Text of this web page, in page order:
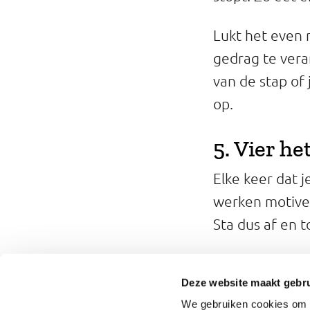
Deze website maakt
We gebruiken cookies
Lukt het even
gedrag te
van de stap
op.
5. Vier
Elke keer dat
werken
Sta dus af en
Maak het